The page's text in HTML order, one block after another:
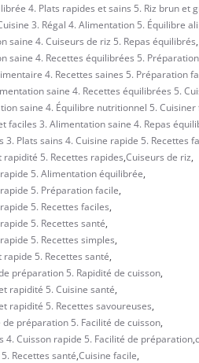
4. Plats rapides et sains 5. Riz brun et
3. Régal 4. Alimentation 5. Équilibre
4. Cuiseurs de riz 5. Repas équilibrés,
saine 4. Recettes équilibrées 5.
4. Recettes saines 5. Préparation
saine 4. Recettes équilibrées 5.
saine 4. Équilibre nutritionnel 5.
3. Alimentation saine 4. Repas
Plats sains 4. Cuisine rapide 5. Recettes
rapidité 5. Recettes rapides,Cuiseurs de riz,
5. Alimentation équilibrée,
5. Préparation facile,
5. Recettes faciles,
5. Recettes santé,
5. Recettes simples,
5. Recettes santé,
préparation 5. Rapidité de cuisson,
rapidité 5. Cuisine santé,
rapidité 5. Recettes savoureuses,
préparation 5. Facilité de cuisson,
4. Cuisson rapide 5. Facilité de préparation,
Recettes santé,Cuisine facile,